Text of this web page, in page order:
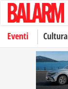
Eventi Cultura